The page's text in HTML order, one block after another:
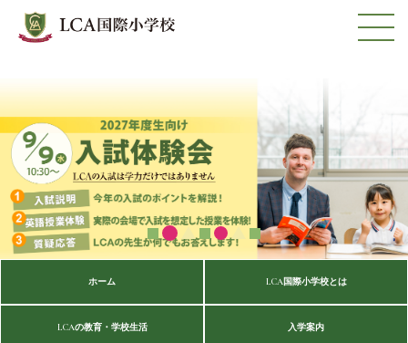
ホーム LCA国際小学校とは
LCAの教育・学校生活 入学案内